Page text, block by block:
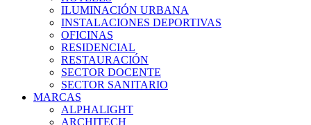
ILUMINACIÓN URBANA
INSTALACIONES DEPORTIVAS
OFICINAS
RESIDENCIAL
RESTAURACIÓN
SECTOR DOCENTE
SECTOR SANITARIO
MARCAS
ALPHALIGHT
ARCHITECH